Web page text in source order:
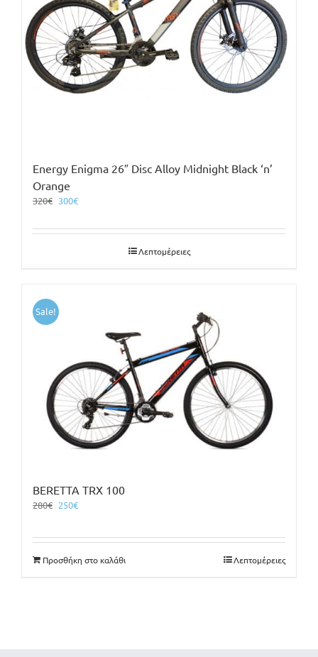
Energy Enigma 26″ Disc Alloy Midnight Black ‘n’
Orange
320€ Original
was:
300€Η
τιμή
Λεπτομέρειες
Sale!
BERETTA TRX 100
280€ Original
280€.
250€Η
είναι:
250€.
Προσθήκη στο καλάθι Λεπτομέρειες